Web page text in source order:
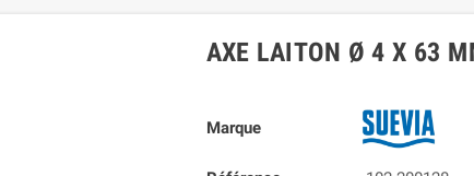
AXE LAITON Ø 4 X 63
Marque